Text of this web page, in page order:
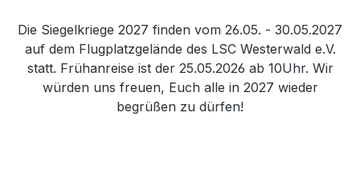
Die Siegelkriege 2027 finden vom 26.05. - 30.05.2027
auf dem Flugplatzgelände des LSC Westerwald e.V.
statt. Frühanreise ist der 25.05.2026 ab 10Uhr. Wir
würden uns freuen, Euch alle in 2027 wieder
begrüßen zu dürfen!